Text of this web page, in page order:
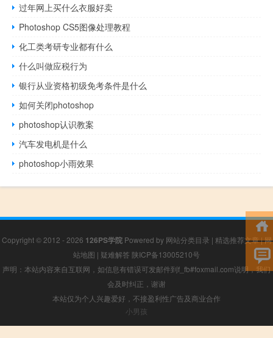
过年网上买什么衣服好卖
Photoshop CS5图像处理教程
化工类考研专业都有什么
什么叫做应税行为
银行从业资格初级免考条件是什么
如何关闭photoshop
photoshop认识教案
汽车发电机是什么
photoshop小雨效果
Copyright © 2012 - 2026 126PS学院Powered by 网站分类目录 | 精选推荐文章|网
站地图 | 疑难解答 陕ICP备13005210号
声明：本站内容来自互联网，如信息有错误可发邮件到f_fb#foxmail.com说明，我们
会及时纠正，谢谢
本站仅为个人兴趣爱好，不接盈利性广告及商业合作
小男孩